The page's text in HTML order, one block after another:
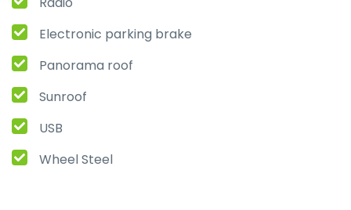
Electronic parking brake
Panorama roof
Sunroof
USB
Wheel Steel